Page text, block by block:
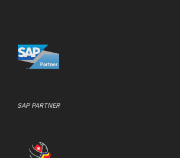
SAP PARTNER